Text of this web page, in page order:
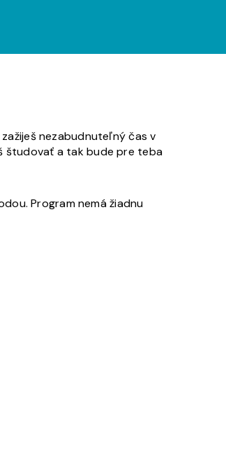
nezabudnuteľný čas v
študovať a tak bude pre teba
Program nemá žiadnu